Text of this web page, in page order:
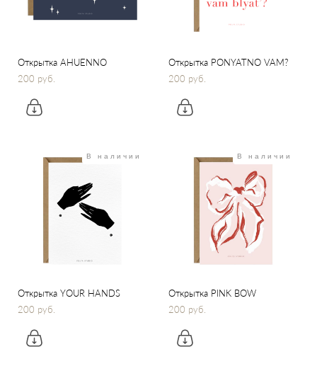
Открытка AHUENNO
200 pуб.
Открытка PONYATNO VAM?
200 pуб.
В наличии
Открытка YOUR HANDS
200 pуб.
В наличии
Открытка PINK BOW
200 pуб.